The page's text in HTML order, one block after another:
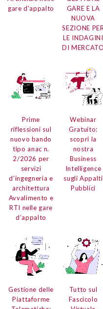
gare d'appalto
GARE E LA
NUOVA
SEZIONE
LE INDAGINI
DI MERCATO
Prime
riflessioni sul
nuovo bando
tipo anac n.
2/2026 per
servizi
d'ingegneria e
architettura
Avvalimento e
RTI nelle gare
d’appalto
Webinar
Gratuito:
scopri la
nostra
Business
Intelligence
sugli Appalti
Pubblici
Gestione delle
Piattaforme
Tutto sul
Fascicolo